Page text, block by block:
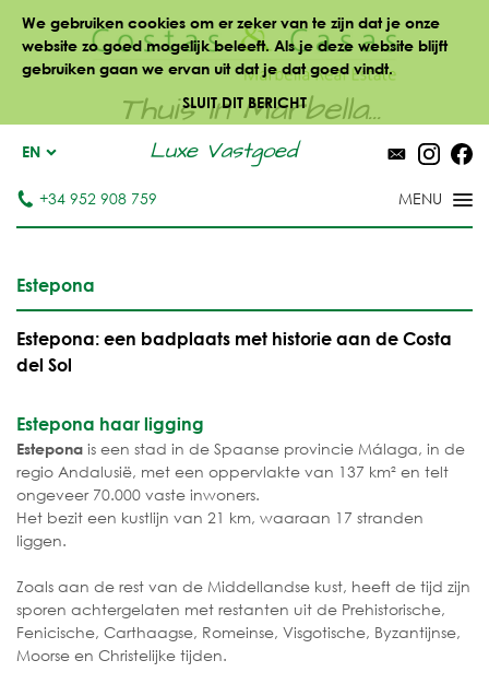
We gebruiken cookies om er zeker van te zijn dat je onze
website zo goed mogelijk beleeft. Als je deze website blijft
gebruiken gaan we ervan uit dat je dat goed vindt.
SLUIT DIT BERICHT
Thuis in Marbella...
Luxe Vastgoed
EN
+34 952 908 759
Estepona
Estepona: een badplaats met historie aan de Costa
del Sol
Estepona haar ligging
Estepona is een stad in de Spaanse provincie Málaga, in de
regio Andalusië, met een oppervlakte van 137 km² en telt
ongeveer 70.000 vaste inwoners.
Het bezit een kustlijn van 21 km, waaraan 17 stranden
liggen.
Zoals aan de rest van de Middellandse kust, heeft de tijd zijn
sporen achtergelaten met restanten uit de Prehistorische,
Fenicische, Carthaagse, Romeinse, Visgotische, Byzantijnse,
Moorse en Christelijke tijden.